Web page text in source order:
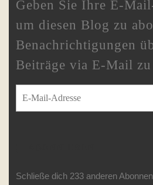
Geben Sie Ihre E-
um diesen Blog zu
Benachrichtigungen
Beiträge via E-Mail zu
E-Mail-Adresse
Schließe dich 233 anderen